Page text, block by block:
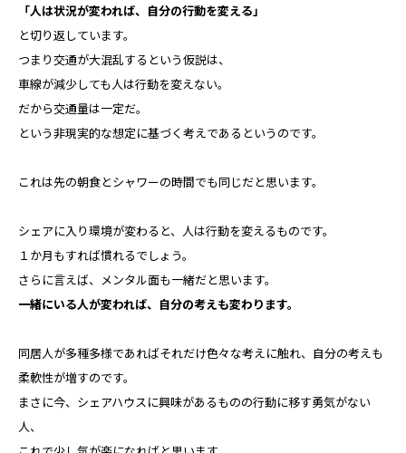
「人は状況が変われば、自分の行動を変える」
と切り返しています。
つまり交通が大混乱するという仮説は、
車線が減少しても人は行動を変えない。
だから交通量は一定だ。
という非現実的な想定に基づく考えであるというのです。
これは先の朝食とシャワーの時間でも同じだと思います。
シェアに入り環境が変わると、人は行動を変えるものです。
１か月もすれば慣れるでしょう。
さらに言えば、メンタル面も一緒だと思います。
一緒にいる人が変われば、自分の考えも変わります。
同居人が多種多様であればそれだけ色々な考えに触れ、自分の考えも
柔軟性が増すのです。
まさに今、シェアハウスに興味があるものの行動に移す勇気がない
人、